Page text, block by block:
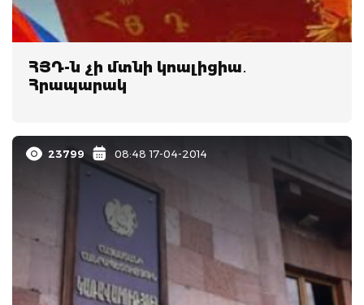
ՀՅԴ-ն չի մտնի կոալիցիա․
Հրապարակ
23799 08:48 17-04-2014